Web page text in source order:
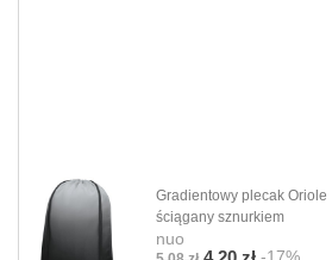
Gradientowy plecak Oriole
ściągany sznurkiem
nuo